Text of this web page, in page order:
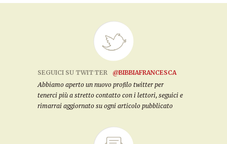
SEGUICI SU TWITTER
@BIBBIAFRANCESCA
Abbiamo aperto un nuovo profilo twitter per
tenerci più a stretto contatto con i lettori, seguici e
rimarrai aggiornato su ogni articolo pubblicato